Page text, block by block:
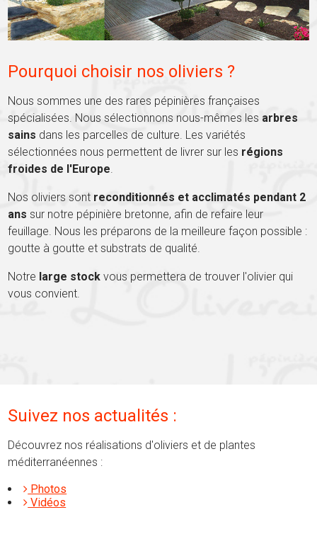
Pourquoi choisir nos oliviers ?
Nous sommes une des rares pépinières françaises
spécialisées. Nous sélectionnons nous-mêmes les arbres
sains dans les parcelles de culture. Les variétés
sélectionnées nous permettent de livrer sur les régions
froides de l'Europe
Nos oliviers sont reconditionnés et acclimatés pendant 2
ans sur notre pépinière bretonne, afin de refaire leur
feuillage. Nous les préparons de la meilleure façon possible :
goutte à goutte et substrats de qualité.
Notre large stock vous permettera de trouver l'olivier qui
vous convient.
Suivez nos actualités :
Découvrez nos réalisations d'oliviers et de plantes
méditerranéennes :
Photos
Vidéos